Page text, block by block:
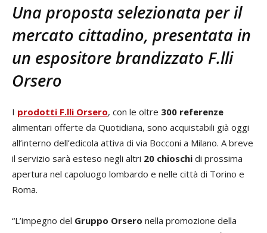
Una proposta selezionata per il
mercato cittadino, presentata in
un espositore brandizzato F.lli
Orsero
I prodotti F.lli Orsero, con le oltre 300 referenze
alimentari offerte da Quotidiana, sono acquistabili già oggi
all’interno dell’edicola attiva di via Bocconi a Milano. A breve
il servizio sarà esteso negli altri 20 chioschi di prossima
apertura nel capoluogo lombardo e nelle città di Torino e
Roma.
“L’impegno del Gruppo Orsero nella promozione della